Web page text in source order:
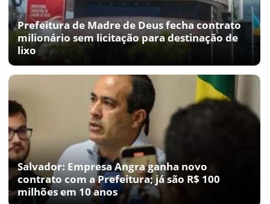
Prefeitura de Madre de Deus fecha contrato
milionário sem licitação para destinação de
lixo
Salvador: Empresa Angra ganha novo
contrato com a Prefeitura; já são R$ 100
milhões em 10 anos